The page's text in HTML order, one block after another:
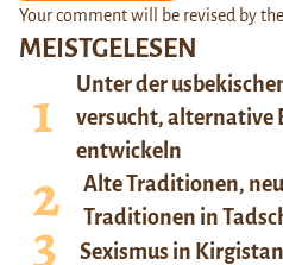
MEISTGELESEN
Unter der
versucht, alternative
entwickeln
Alte Traditionen,
Traditionen in
Sexismus in Kirgistan
Your comment will be revised by